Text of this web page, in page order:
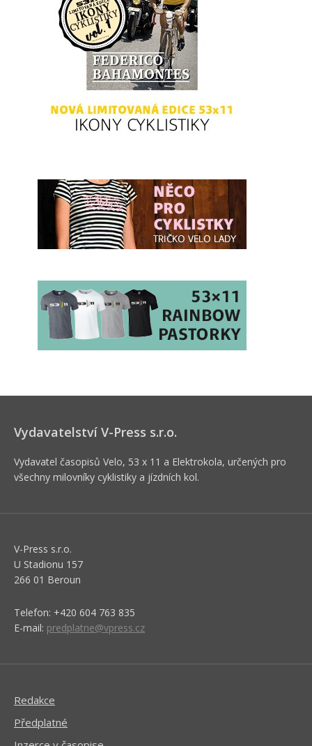
Vydavatelství V-Press s.r.o.
Vydavatel časopisů Velo, 53 x 11 a Elektrokola, určených pro
všechny milovníky cyklistiky a jízdních kol.
V-Press s.r.o.
U Stadionu 157
266 01 Beroun
Telefon: +420 604 763 835
E-mail: predplatne@vpress.cz
Redakce
Předplatné